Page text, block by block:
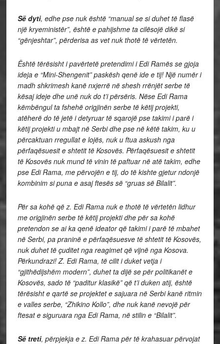
Së dyti, edhe pse nuk është “manual se si duhet të flasë
një kryeministër”, është e pahijshme ta cilësojë dikë si
“gënjeshtar”, përderisa as vet nuk thotë të vërtetën.
Është tërësisht i pavërtetë pretendimi i Edi Ramës se gjoja
ideja e “Mini-Shengenit” paskësh qenë ide e tij! Një numër i
madh shkrimesh kanë nxjerrë në shesh rrënjët serbe të
kësaj ideje dhe unë nuk do t’i përsëris. Nëse Edi Rama
këmbëngul ta fshehë origjinën serbe të këtij projekti,
atëherë do të jetë i detyruar të sqarojë pse takimi i parë i
këtij projekti u mbajt në Serbi dhe pse në këtë takim, ku u
përcaktuan rregullat e lojës, nuk u ftua askush nga
përfaqësuesit e shtetit të Kosovës. Përfaqësuesit e shtetit
të Kosovës nuk mund të vinin të paftuar në atë takim, edhe
pse Edi Rama, me përvojën e tij, do të kishte gjetur ndonjë
kombinim si puna e asaj ftesës së “gruas së Bilalit”.
Për sa kohë që z. Edi Rama nuk e thotë të vërtetën lidhur
me origjinën serbe të këtij projekti dhe për sa kohë
pretendon se ai ka qenë ideator që takimi i parë të mbahet
në Serbi, pa praninë e përfaqësuesve të shtetit të Kosovës,
nuk duhet të çuditet nga reagimet që vijnë nga Kosova.
Përkundrazi! Z. Edi Rama, të cilit i duket vetja i
“gjithëdijshëm modern”, duhet ta dijë se për politikanët e
Kosovës, sado të “paditur klasikë” që t’i duken atij, është
tërësisht e qartë se projektet e sajuara në Serbi kanë ritmin
e valles serbe, “Zhikino Kollo”, dhe nuk kanë nevojë për
ftesat e siguruara nga Edi Rama, në stilin e “Bilalit”.
Së treti, përpjekja e z. Edi Rama për të krahasuar përvojat